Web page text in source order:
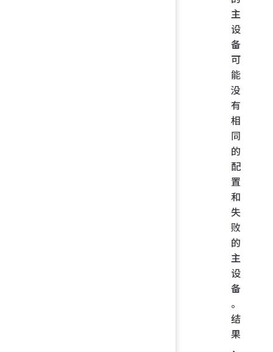
主
设
备
可
能
没
有
相
同
的
配
置
和
失
败
的
主
设
备
。
结
果